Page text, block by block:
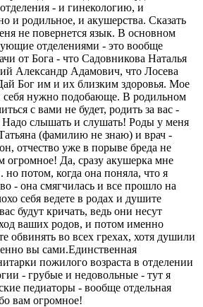
- и гинекологию, и
и родильное, и акушерства. Сказать
не повернется язык. В основном
отделениями - это вообще
от Бога - что Садовникова Наталья
Александр Адамович, что Лосева
Бог им и их близким здоровья. Мое
себя нужно подобающе. В родильном
с вами не будет, родить за вас -
слышать и слушать! Роды у меня
(фамилию не знаю) и врач -
отчество уже в порыве бреда не
Да, сразу акушерка мне
но потом, когда она поняла, что я
- она смягчилась и все прошло на
себя ведете в родах и душите
будут кричать, ведь они несут
ваших родов, и потом именно
обвинять во всех грехах, хотя душили
вы сами.Единственная
пожилого возраста в отделении
- грубые и недовольные - тут я
педиаторы - вообще отдельная
вам огромное!